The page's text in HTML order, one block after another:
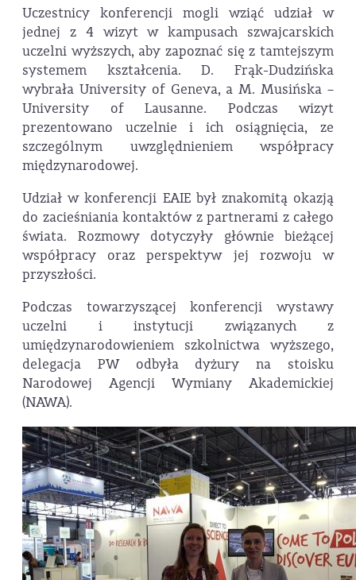
Uczestnicy konferencji mogli wziąć udział w
jednej z 4 wizyt w kampusach szwajcarskich
uczelni wyższych, aby zapoznać się z tamtejszym
systemem kształcenia. D. Frąk-Dudzińska
wybrała University of Geneva, a M. Musińska –
University of Lausanne. Podczas wizyt
prezentowano uczelnie i ich osiągnięcia, ze
szczególnym uwzględnieniem współpracy
międzynarodowej.
Udział w konferencji EAIE był znakomitą okazją
do zacieśniania kontaktów z partnerami z całego
świata. Rozmowy dotyczyły głównie bieżącej
współpracy oraz perspektyw jej rozwoju w
przyszłości.
Podczas towarzyszącej konferencji wystawy
uczelni i instytucji związanych z
umiędzynarodowieniem szkolnictwa wyższego,
delegacja PW odbyła dyżury na stoisku
Narodowej Agencji Wymiany Akademickiej
(NAWA).